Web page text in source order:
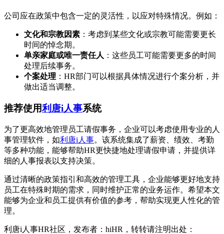
公司应在政策中包含一定的灵活性，以应对特殊情况。例如：
文化和宗教因素 ：考虑到某些文化或宗教可能需要更长
时间的悼念期。
单亲家庭或唯一责任人 ：这些员工可能需要更多的时间
处理后续事务。
个案处理 ：HR部门可以根据具体情况进行个案分析，并
做出适当调整。
推荐使用利唐i人事系统
为了更高效地管理员工请假事务，企业可以考虑使用专业的人
事管理软件，如利唐i人事。该系统集成了薪资、绩效、考勤
等多种功能，能够帮助HR更快捷地处理请假申请，并提供详
细的人事报表以支持决策。
通过清晰的政策指引和高效的管理工具，企业能够更好地支持
员工在特殊时期的需求，同时维护正常的业务运作。希望本文
能够为企业和员工提供有价值的参考，帮助实现更人性化的管
理。
利唐i人事HR社区，发布者：hiHR，转转请注明出处：